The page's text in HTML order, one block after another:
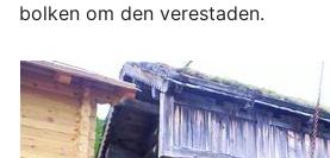
bolken om den verestaden.